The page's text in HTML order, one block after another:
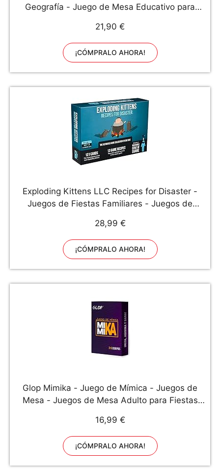
Geografía - Juego de Mesa Educativo para
Adolescentes - En Español
21,90 €
¡CÓMPRALO AHORA!
Exploding Kittens LLC Recipes for Disaster -
Juegos de Fiestas Familiares - Juegos de
Azul, EKG-RFD-1
28,99 €
¡CÓMPRALO AHORA!
Glop Mimika - Juego de Mímica - Juegos de
Mesa - Juegos de Mesa Adulto para Fiestas
Juegos de Mesa niños 8 años en Adelante -
Juego de Mesa Adulto
16,99 €
¡CÓMPRALO AHORA!